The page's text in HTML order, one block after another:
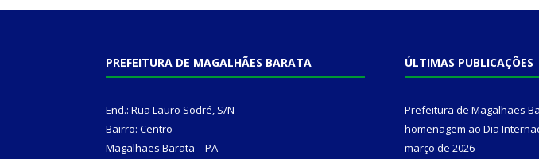
PREFEITURA DE MAGALHÃES BARATA
End.: Rua Lauro Sodré, S/N
Bairro: Centro
Magalhães Barata – PA
ÚLTIMAS PUBLICAÇÕES
Prefeitura de Magalhães
homenagem ao Dia
março de 2026